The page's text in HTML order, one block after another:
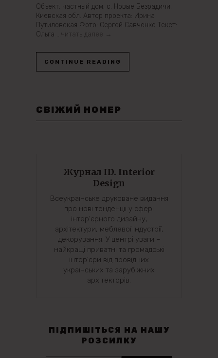
Объект: частный дом, с. Новые Безрадичи,
Киевская обл. Автор проекта: Ирина
Путиловская Фото: Сергей Савченко Текст:
Ольга …читать далее →
CONTINUE READING
СВІЖИЙ НОМЕР
Журнал ID. Interior
Design
Всеукраїнське друковане видання
про нові тенденції у сфері
інтер'єрного дизайну,
архітектури, меблевої індустрії,
декорування. У центрі уваги –
найкращі приватні та громадські
інтер'єри від провідних
українських та зарубіжних
архітекторів.
ПІДПИШІТЬСЯ НА НАШУ
РОЗСИЛКУ